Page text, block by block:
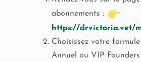
abonnements :
https://drvictoria.vet/
Choisissez votre
Annuel ou VIP